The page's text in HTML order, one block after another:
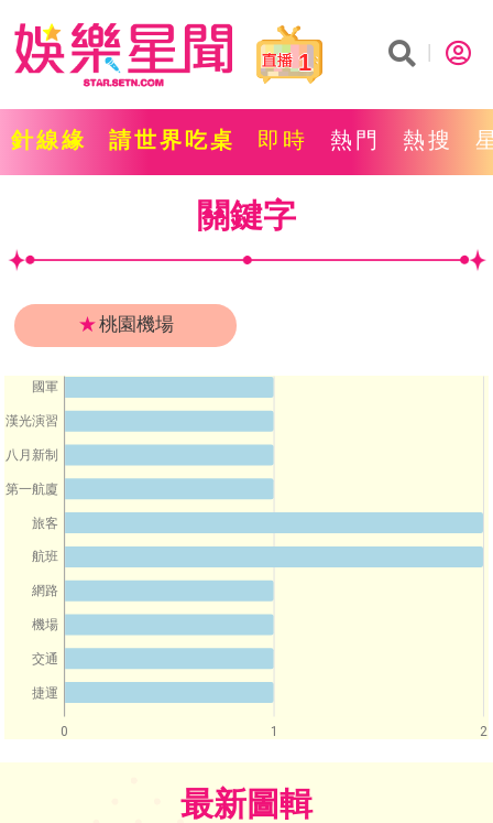
1
針線緣 請世界吃桌 即時 熱門 熱搜
關鍵字
★桃園機場
0 1 2
國軍
漢光演習
八月新制
第一航廈
旅客
航班
網路
機場
交通
捷運
最新圖輯